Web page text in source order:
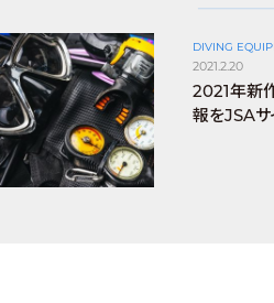
DIVING
2021.2.20
2021年新
報をJSAサ